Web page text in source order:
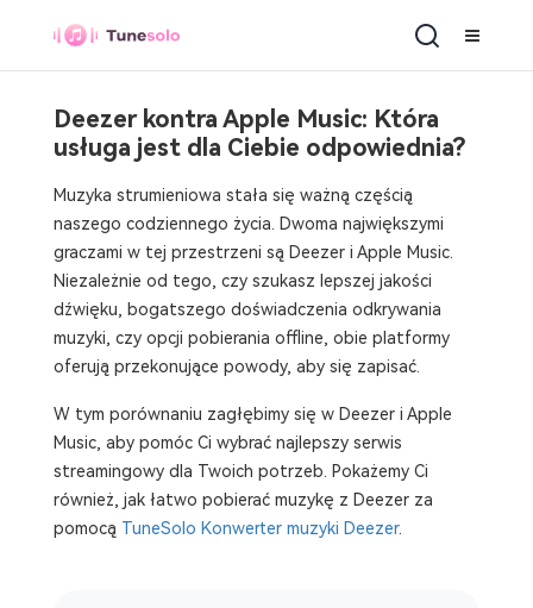
Deezer kontra Apple Music: Która
usługa jest dla Ciebie odpowiednia?
Muzyka strumieniowa stała się ważną częścią
naszego codziennego życia. Dwoma największymi
graczami w tej przestrzeni są Deezer i Apple Music.
Niezależnie od tego, czy szukasz lepszej jakości
dźwięku, bogatszego doświadczenia odkrywania
muzyki, czy opcji pobierania offline, obie platformy
oferują przekonujące powody, aby się zapisać.
W tym porównaniu zagłębimy się w Deezer i Apple
Music, aby pomóc Ci wybrać najlepszy serwis
streamingowy dla Twoich potrzeb. Pokażemy Ci
również, jak łatwo pobierać muzykę z Deezer za
pomocą TuneSolo Konwerter muzyki Deezer.